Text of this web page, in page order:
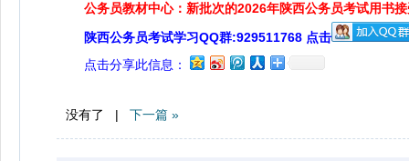
公务员教材中心：新批次的2026年陕西公务员考试用书
陕西公务员考试学习QQ群:929511768 点击
点击分享此信息：
没有了 | 下一篇 »